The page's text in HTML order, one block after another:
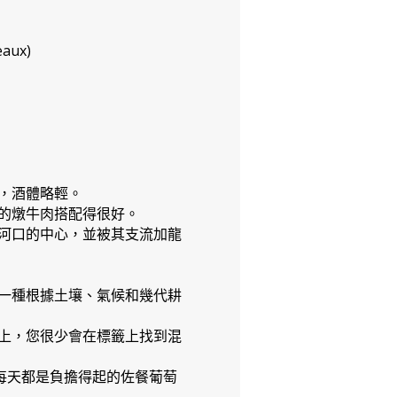
酒體略輕。
燉牛肉搭配得很好。
口的中心，並被其支流加龍
種根據土壤、氣候和幾代耕
，您很少會在標籤上找到混
都是負擔得起的佐餐葡萄